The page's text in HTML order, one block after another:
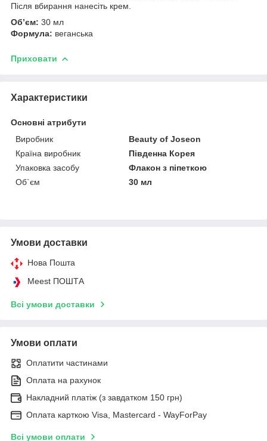
Після вбирання нанесіть крем.
Обʼєм: 30 мл
Формула: веганська
Приховати
Характеристики
Основні атрибути
Виробник
Beauty of Joseon
Країна виробник
Південна Корея
Упаковка засобу
Флакон з піпеткою
Об`єм
30 мл
Умови доставки
Нова Пошта
Meest ПОШТА
Всі умови доставки
Умови оплати
Оплатити частинами
Оплата на рахунок
Накладний платіж (з завдатком 150 грн)
Оплата карткою Visa, Mastercard - WayForPay
Всі умови оплати